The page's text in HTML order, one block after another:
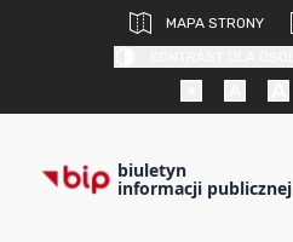
MAPA STRONY
biuletyn
informacji publicznej